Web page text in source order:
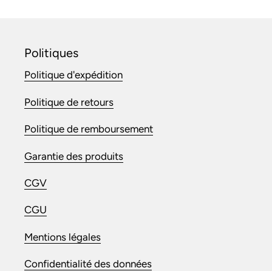
Politiques
Politique d'expédition
Politique de retours
Politique de remboursement
Garantie des produits
CGV
CGU
Mentions légales
Confidentialité des données